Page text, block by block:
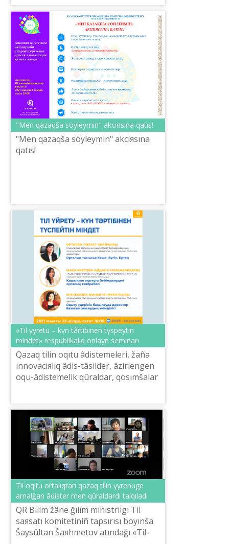
"Men qazaqša söyleymіn" akciяsına qatıs!
"Men qazaqša söyleymіn" akciяsına
qatıs!
«Tіl үyretu – kүn târtіbіnen tүspeytіn
mіndet» respublikalıq onlayn seminarı
Qazaq tіlіn oqıtu âdіstemelerі, žaña
innovaciяlıq âdіs-tâsіlder, âzіrlengen
oqu-âdіstemelіk qûraldar, qosımšalar
Tіl oqıtu ortalıqtarı qazaq tіlіn үyrenuge
arnalğan âdіster men qûraldardı talqıladı
QR Bіlіm žâne ğılım ministrlіgі Tіl
saяsatı komitetіnіñ tapsırısı boyınša
Šaysûltan Šaяhmetov atındağı «Tіl-